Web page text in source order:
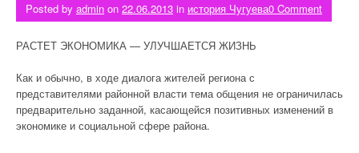
Posted by admin on 22.06.2013 in история Чугуева0 Comment
РАСТЕТ ЭКОНОМИКА — УЛУЧШАЕТСЯ ЖИЗНЬ
Как и обычно, в ходе диалога жителей региона с
представителями районной власти тема общения не ограничилась
предварительно заданной, касающейся позитивных изменений в
экономике и социальной сфере района.